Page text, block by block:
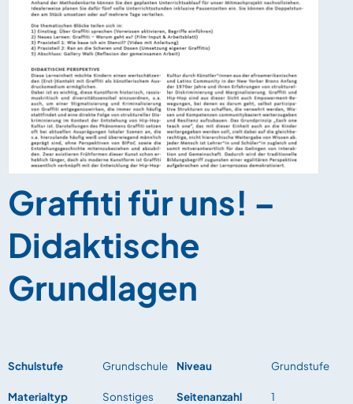
Graffiti für uns! –
Didaktische
Grundlagen
Schulstufe Grundschule
Materialtyp Sonstiges
Niveau Grundstufe
Seitenanzahl 1